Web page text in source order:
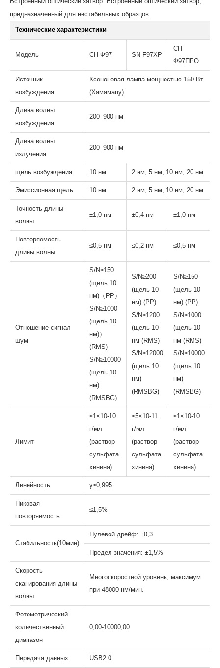
предназначенный для нестабильных образцов.
Технические характеристики
Модель СН-Ф97 SN-F97XP
СН-
Ф97ПРО
Источник
возбуждения
Ксеноновая лампа мощностью 150 Вт
(Хамамацу)
Длина волны
возбуждения
200–900 нм
Длина волны
излучения
200–900 нм
щель возбуждения 10 нм 2 нм, 5 нм, 10 нм, 20 нм
Эмиссионная щель 10 нм 2 нм, 5 нм, 10 нм, 20 нм
Точность длины
волны
±1,0 нм ±0,4 нм ±1,0 нм
Повторяемость
длины волны
≤0,5 нм ≤0,2 нм ≤0,5 нм
Отношение сигнал
шум
S/N≥150
(щель 10
нм)（PP）
S/N≥1000
(щель 10
нм)）
(RMS)
S/N≥10000
(щель 10
нм)
(RMSBG)
S/N≥200
(щель 10
нм) (PP)
S/N≥1200
(щель 10
нм (RMS)
S/N≥12000
(щель 10
нм)
(RMSBG)
S/N≥150
(щель 10
нм) (PP)
S/N≥1000
(щель 10
нм (RMS)
S/N≥10000
(щель 10
нм)
(RMSBG)
Лимит
≤1×10-10
г/мл
(раствор
сульфата
хинина)
≤5×10-11
г/мл
(раствор
сульфата
хинина)
≤1×10-10
г/мл
(раствор
сульфата
хинина)
Линейность γ≥0,995
Пиковая
повторяемость
≤1,5%
Стабильность(10мин)
Нулевой дрейф: ±0,3
Предел значения: ±1,5%
Скорость
сканирования длины
волны
Многоскоростной уровень, максимум
при 48000 нм/мин.
Фотометрический
количественный
диапазон
0,00-10000,00
Передача данных USB2.0